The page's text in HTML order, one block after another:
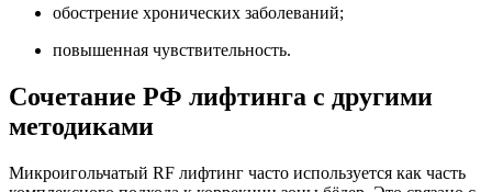
обострение хронических заболеваний;
повышенная чувствительность.
Сочетание РФ лифтинга с другими
методиками
Микроигольчатый RF лифтинг часто используется как часть